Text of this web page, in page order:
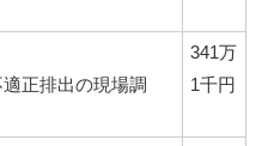
正排出の現場調
341万
1千円